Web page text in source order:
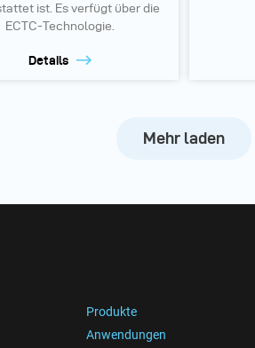
ist. Es verfügt über die
ECTC-Technologie.
Details
Mehr laden
Produkte
Anwendungen